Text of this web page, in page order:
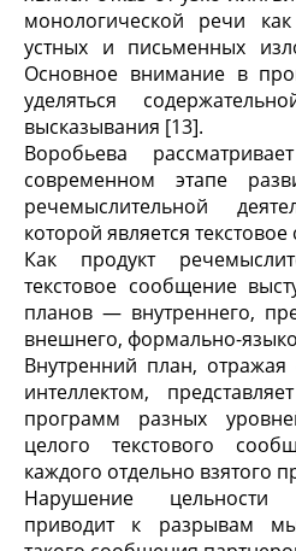
монологической речи
устных и письменных
Основное внимание в
уделяться
высказывания [13].
Воробьева
современном этапе
речемыслительной
которой является
Как продукт
текстовое сообщение
планов — внутреннего,
внешнего, формально-
Внутренний план,
интеллектом,
программ разных
целого текстового
каждого отдельно взятого
Нарушение цельности
приводит к разрывам